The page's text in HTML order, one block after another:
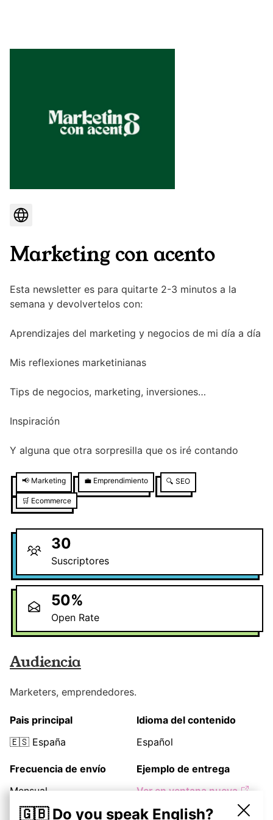
🇬🇧 Do you speak English?
Marketing con acento
Esta newsletter es para quitarte 2-3 minutos a la
semana y devolvertelos con:
Aprendizajes del marketing y negocios de mi día a día
Mis reflexiones marketinianas
Tips de negocios, marketing, inversiones…
Inspiración
Y alguna que otra sorpresilla que os iré contando
📢 Marketing 💼 Emprendimiento 🔍 SEO
🛒 Ecommerce
30
Suscriptores
50%
Open Rate
Audiencia
Marketers, emprendedores.
Pais principal
🇪🇸 España
Idioma del contenido
Español
Frecuencia de envío
Mensual
Ejemplo de entrega
Ver en ventana nueva